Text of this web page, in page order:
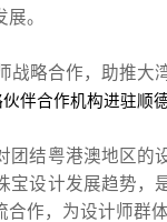
。
伴合作机构进驻顺
团结粤港澳地区的
宝设计发展趋势，
作，为设计师群